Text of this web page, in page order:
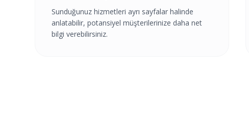
Sunduğunuz hizmetleri ayrı sayfalar halinde
anlatabilir, potansiyel müşterilerinize daha net
bilgi verebilirsiniz.